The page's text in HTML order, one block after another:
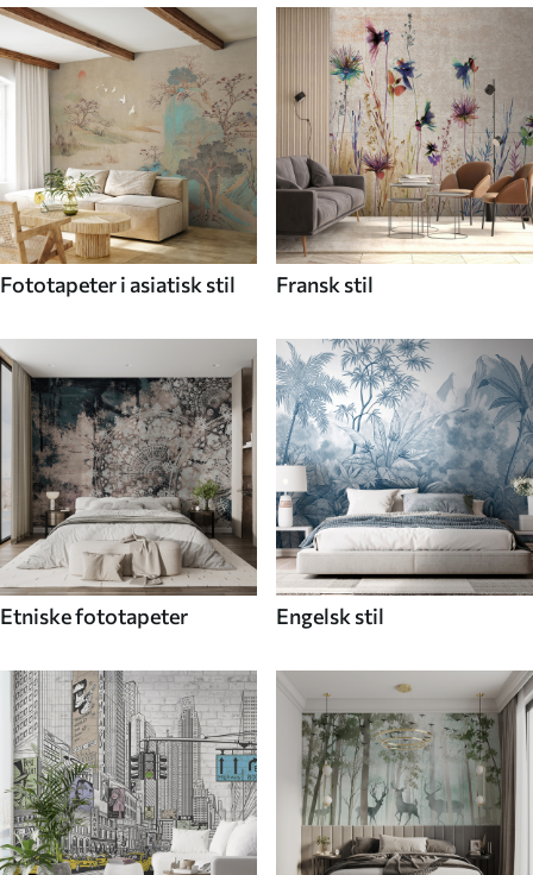
Fototapeter i asiatisk stil Fransk stil
Etniske fototapeter Engelsk stil